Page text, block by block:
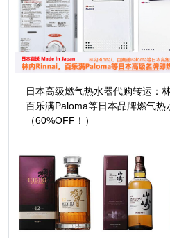
日本高级燃气热水器代购转运：
百乐满Paloma等日本品牌燃气热
（60%OFF！）